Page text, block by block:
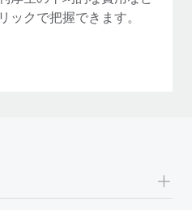
ックで把握できます。
+